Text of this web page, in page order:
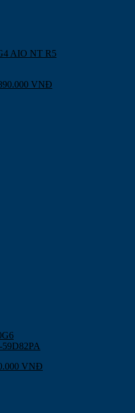
AIO NT R5
VNĐ
VNĐ